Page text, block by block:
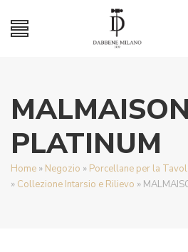
MALMAISON
PLATINUM
Home » Negozio » Porcellane per la
» Collezione Intarsio e Rilievo »